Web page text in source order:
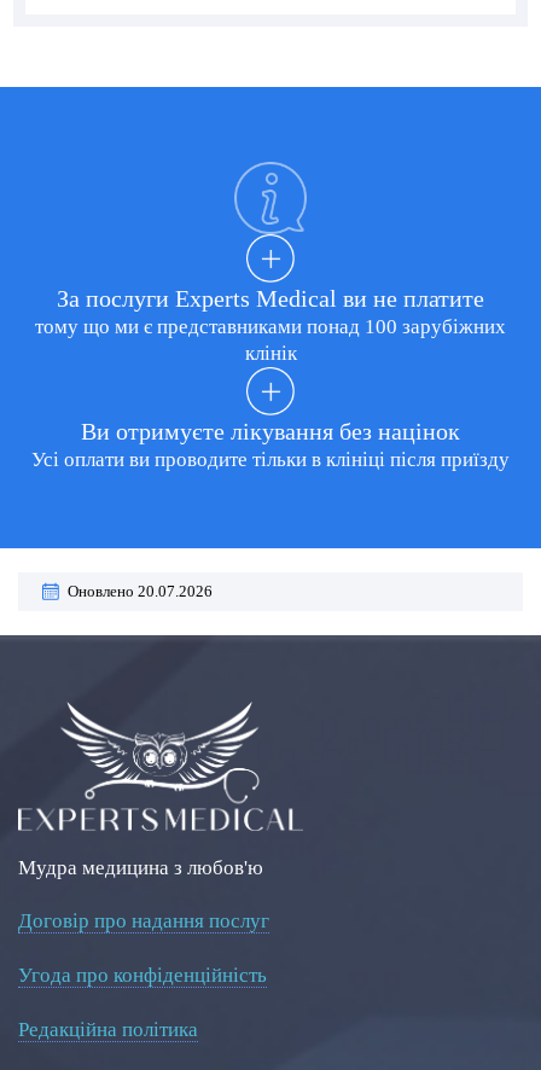
За послуги Experts Medical ви не платите
тому що ми є представниками понад 100 зарубіжних
клінік
Ви отримуєте лікування без націнок
Усі оплати ви проводите тільки в клініці після приїзду
Оновлено 20.07.2026
Мудра медицина з любов'ю
Договір про надання послуг
Угода про конфіденційність
Редакційна політика